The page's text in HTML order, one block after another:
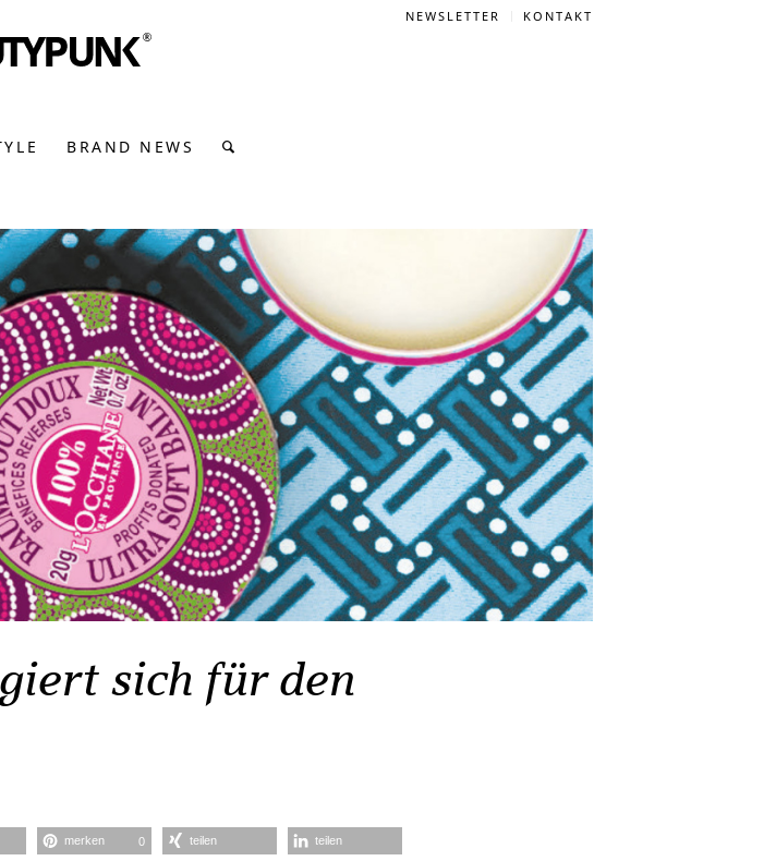
NEWSLETTER KONTAKT
BRAND NEWS
sich für den
merken 0 teilen teilen